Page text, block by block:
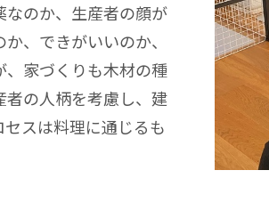
のか、生産者の顔が
、できがいいのか、
家づくりも木材の種
の人柄を考慮し、建
スは料理に通じるも